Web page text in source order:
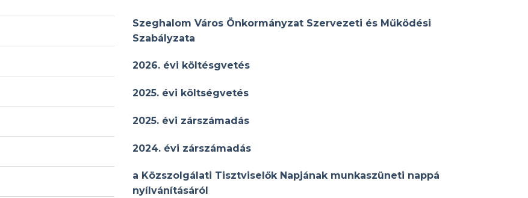
Szeghalom Város Önkormányzat Szervezeti és Működési
Szabályzata
2026. évi költésgvetés
2025. évi költségvetés
2025. évi zárszámadás
2024. évi zárszámadás
a Közszolgálati Tisztviselők Napjának munkaszüneti nappá
nyílvánításáról